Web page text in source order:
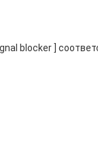
blocker ]